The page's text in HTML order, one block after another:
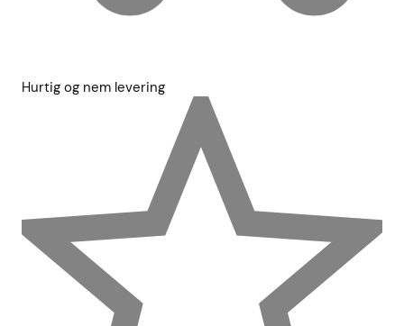
Hurtig og nem levering